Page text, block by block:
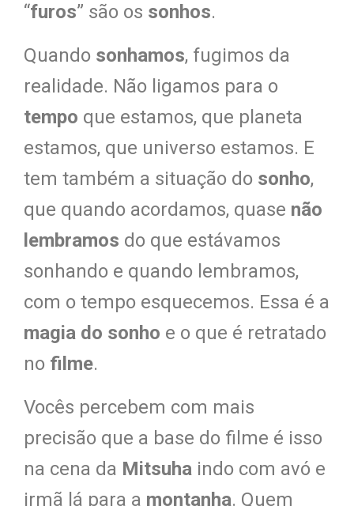
“furos” são os sonhos.
Quando sonhamos, fugimos da
realidade. Não ligamos para o
tempo que estamos, que planeta
estamos, que universo estamos. E
tem também a situação do sonho,
que quando acordamos, quase não
lembramos do que estávamos
sonhando e quando lembramos,
com o tempo esquecemos. Essa é a
magia do sonho e o que é retratado
no filme.
Vocês percebem com mais
precisão que a base do filme é isso
na cena da Mitsuha indo com avó e
irmã lá para a montanha. Quem